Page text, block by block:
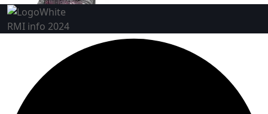
RMI info 2024